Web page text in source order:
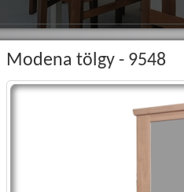
Modena tölgy - 9548